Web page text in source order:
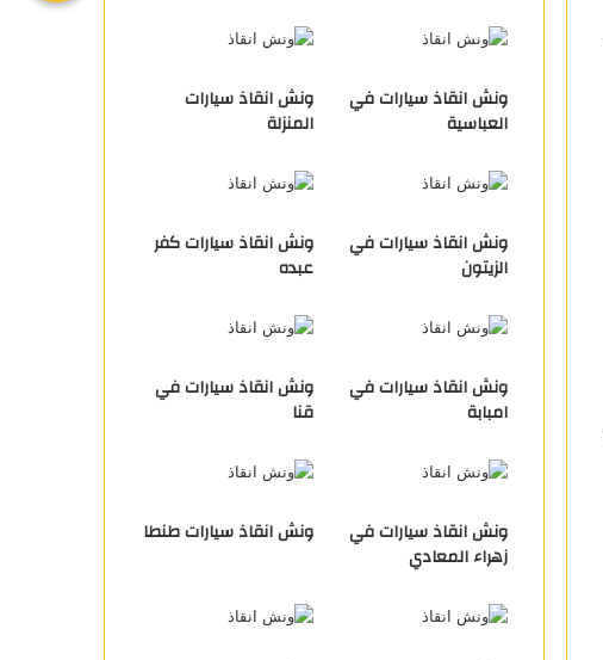
ونش انقاذ سيارات في
العباسية
ونش انقاذ سيارات
المنزلة
ونش انقاذ سيارات في
الزيتون
ونش انقاذ سيارات كفر
عبده
ونش انقاذ سيارات في
امبابة
ونش انقاذ سيارات في
قنا
ونش انقاذ سيارات في
زهراء المعادي
ونش انقاذ سيارات طنطا